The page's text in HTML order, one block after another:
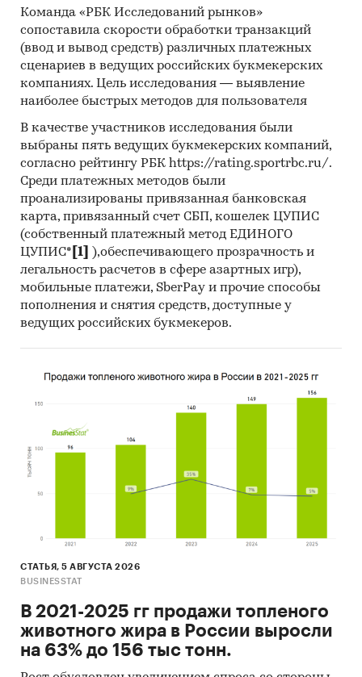
службы РФ, ФСГС РФ (Росстат).
2. Материалы DataMonitor, EuroMonitor,
Eurostat.
3. Печатные и электронные деловые и
обзоры.
4. Ресурсы сети Интернет в России и мире.
5. Экспертные опросы.
6. Материалы участников отечественного и
мирового рынков.
7. Результаты исследований маркетинговых и
консалтинговых агентств.
8. Материалы отраслевых учреждений и базы
9. Результаты ценовых мониторингов.
10. Материалы и базы данных статистики ООН
(United Nations Statistics Division: Commodity
Trade Statistics, Industrial Commodity Statistics,
Food and Agriculture Organization и др.).
11. Материалы Международного Валютного
12. Материалы Всемирного банка (World Bank).
13. Материалы ВТО (World Trade Organization).
сотрудничества и развития (Organization for
Economic Cooperation and Development).
Команда «РБК Исследований рынков»
сопоставила скорости обработки транзакций
(ввод и вывод средств) различных платежных
сценариев в ведущих российских букмекерских
компаниях. Цель исследования — выявление
наиболее быстрых методов для пользователя
В качестве участников исследования были
выбраны пять ведущих букмекерских компаний,
согласно рейтингу РБК https://rating.sportrbc.ru/.
Среди платежных методов были
проанализированы привязанная банковская
карта, привязанный счет СБП, кошелек ЦУПИС
(собственный платежный метод ЕДИНОГО
ЦУПИС* [1]
),обеспечивающего прозрачность и
легальность расчетов в сфере азартных игр),
мобильные платежи, SberPay и прочие способы
пополнения и снятия средств, доступные у
ведущих российских букмекеров.
СТАТЬЯ, 5 АВГУСТА 2026
BUSINESSTAT
В 2021-2025 гг продажи топленого
животного жира в России выросли
на 63% до 156 тыс тонн.